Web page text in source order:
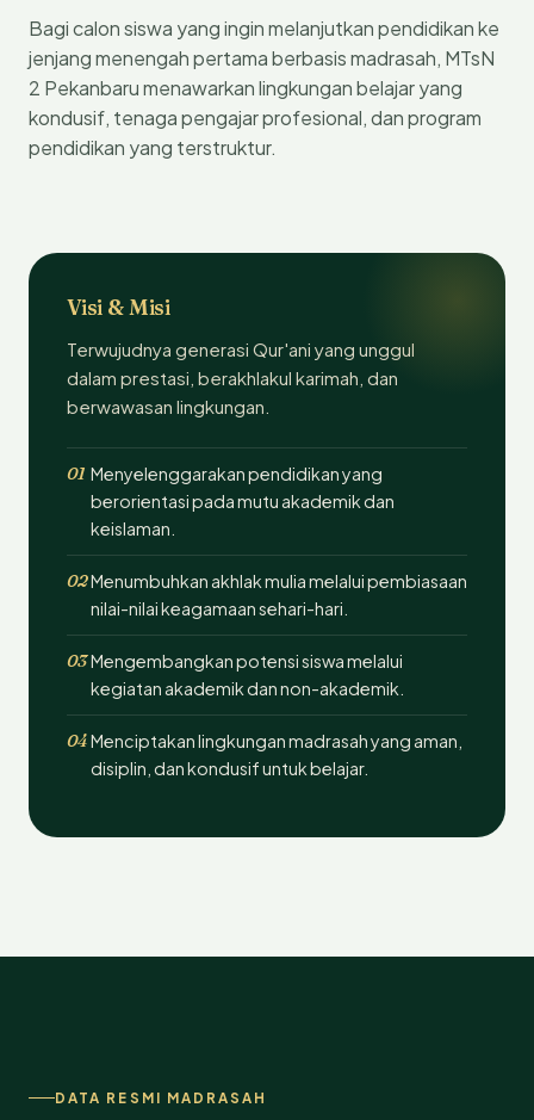
Bagi calon siswa yang ingin melanjutkan pendidikan ke
jenjang menengah pertama berbasis madrasah, MTsN
2 Pekanbaru menawarkan lingkungan belajar yang
kondusif, tenaga pengajar profesional, dan program
pendidikan yang terstruktur.
Visi & Misi
Terwujudnya generasi Qur'ani yang unggul
dalam prestasi, berakhlakul karimah, dan
berwawasan lingkungan.
01 Menyelenggarakan pendidikan yang
berorientasi pada mutu akademik dan
keislaman.
02Menumbuhkan akhlak mulia melalui pembiasaan
nilai-nilai keagamaan sehari-hari.
03Mengembangkan potensi siswa melalui
kegiatan akademik dan non-akademik.
04Menciptakan lingkungan madrasah yang aman,
disiplin, dan kondusif untuk belajar.
DATA RESMI MADRASAH